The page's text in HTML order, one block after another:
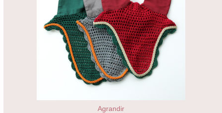
Agrandir